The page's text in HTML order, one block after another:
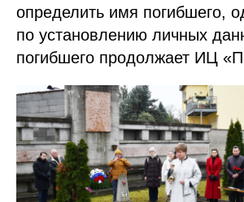
определить имя погибшего,
по установлению личных
погибшего продолжает ИЦ